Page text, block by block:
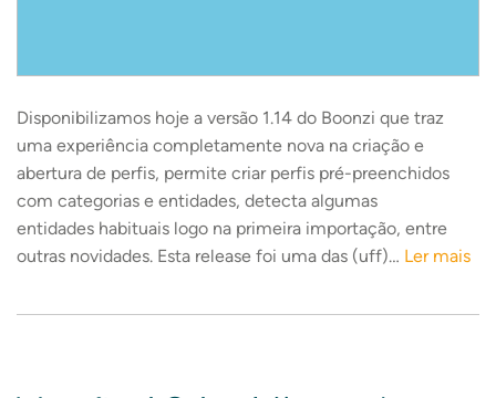
Disponibilizamos hoje a versão 1.14 do Boonzi que traz
uma experiência completamente nova na criação e
abertura de perfis, permite criar perfis pré-preenchidos
com categorias e entidades, detecta algumas
entidades habituais logo na primeira importação, entre
outras novidades. Esta release foi uma das (uff)… Ler mais